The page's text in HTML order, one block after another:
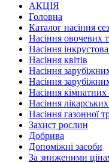
АКЦІЯ
Головна
Каталог насіння
Насіння овочевих
Насіння
Насіння квітів
Насіння
Насіння
Насіння
Насіння
Насіння газонної
Захист рослин
Добрива
Допоміжні засоби
За зниженими